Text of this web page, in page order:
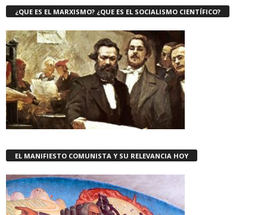
¿QUE ES EL MARXISMO? ¿QUE ES EL SOCIALISMO CIENTÍFICO?
EL MANIFIESTO COMUNISTA Y SU RELEVANCIA HOY